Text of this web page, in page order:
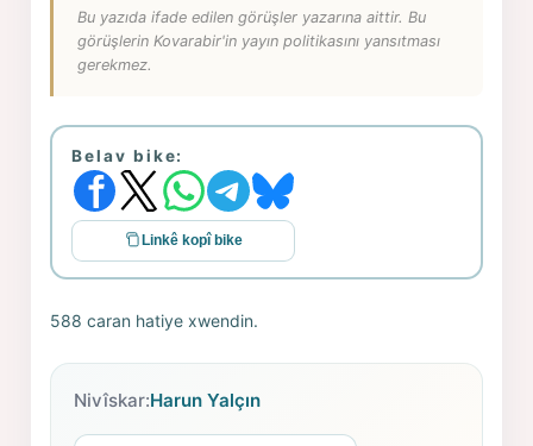
Bu yazıda ifade edilen görüşler yazarına aittir. Bu
görüşlerin Kovarabir'in yayın politikasını yansıtması
gerekmez.
Belav bike:
Linkê kopî bike
588 caran hatiye xwendin.
Nivîskar:Harun Yalçın